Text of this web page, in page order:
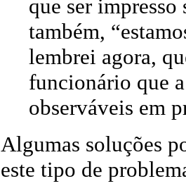
que ser impresso
também,
lembrei agora,
funcionário que
observáveis em
Algumas soluções
este tipo de